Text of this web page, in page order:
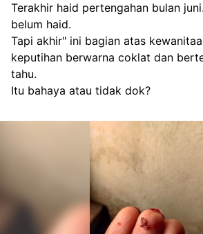
Terakhir haid pertengahan bulan
belum haid.
Tapi akhir" ini bagian atas
keputihan berwarna coklat dan
tahu.
Itu bahaya atau tidak dok?